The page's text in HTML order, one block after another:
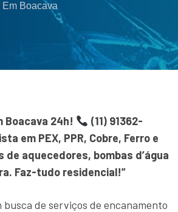
Em Boacava
Boacava 24h!
(11) 91362-
em PEX, PPR, Cobre, Ferro e
de aquecedores, bombas d’água
Faz-tudo residencial!”
busca de serviços de encanamento